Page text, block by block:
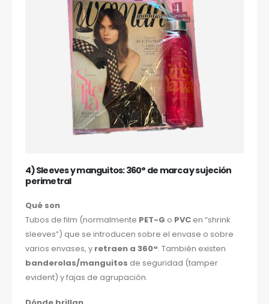
4) Sleeves y manguitos: 360° de marca y sujeción
perimetral
Qué son
Tubos de film (normalmente PET-G o PVC en “shrink
sleeves”) que se introducen sobre el envase o sobre
varios envases, y retraen a 360°. También existen
banderolas/manguitos de seguridad (tamper
evident) y fajas de agrupación.